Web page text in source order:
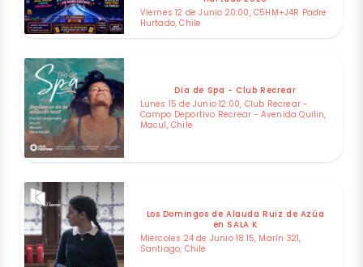
Viernes 12 de Junio 20:00, C5HM+J4R Padre
Hurtado, Chile
Dia de Spa - Club Recrear
Lunes 15 de Junio 12:00, Club Recrear -
Campo Deportivo Recrear - Avenida Quilin,
Macul, Chile
Los Domingos de Alauda Ruiz de Azúa
en SALA K
Miércoles 24 de Junio 18:15, Marín 321,
Santiago, Chile